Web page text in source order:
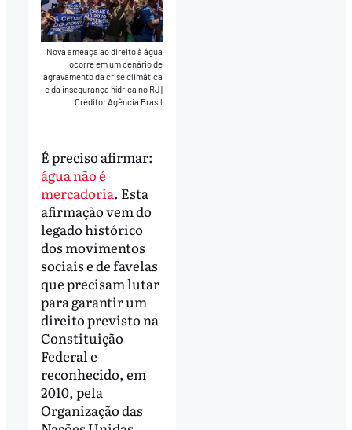
Nova ameaça ao direito à água
ocorre em um cenário de
agravamento da crise climática
e da insegurança hídrica no RJ|
Crédito: Agência Brasil
É preciso afirmar:
água não é
mercadoria. Esta
afirmação vem do
legado histórico
dos movimentos
sociais e de favelas
que precisam lutar
para garantir um
direito previsto na
Constituição
Federal e
reconhecido, em
2010, pela
Organização das